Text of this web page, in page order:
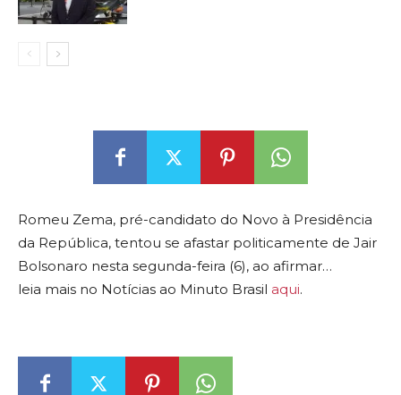
Romeu Zema, pré-candidato do Novo à Presidência
da República, tentou se afastar politicamente de Jair
Bolsonaro nesta segunda-feira (6), ao afirmar…
leia mais no Notícias ao Minuto Brasil aqui.